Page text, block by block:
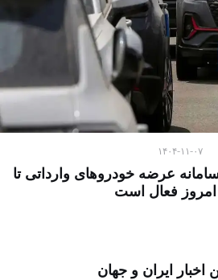
۱۴۰۴-۱۱-۰۷
عرضه خودروهای وارداتی تا
امروز فعال است
اخبار ایران و جهان